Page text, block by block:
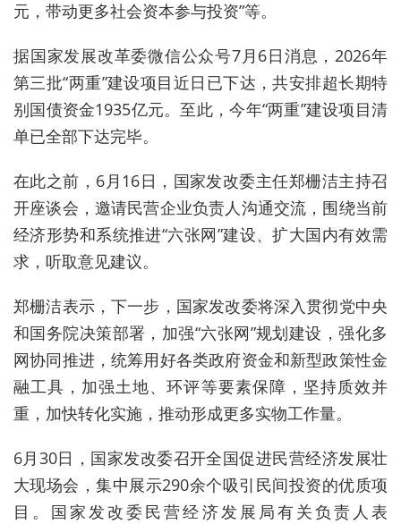
元，带动更多社会资本参与投资”等。
据国家发展改革委微信公众号7月6日消息，2026年
第三批“两重”建设项目近日已下达，共安排超长期特
别国债资金1935亿元。至此，今年“两重”建设项目清
单已全部下达完毕。
在此之前，6月16日，国家发改委主任郑栅洁主持召
开座谈会，邀请民营企业负责人沟通交流，围绕当前
经济形势和系统推进“六张网”建设、扩大国内有效需
求，听取意见建议。
郑栅洁表示，下一步，国家发改委将深入贯彻党中央
和国务院决策部署，加强“六张网”规划建设，强化多
网协同推进，统筹用好各类政府资金和新型政策性金
融工具，加强土地、环评等要素保障，坚持质效并
重，加快转化实施，推动形成更多实物工作量。
6月30日，国家发改委召开全国促进民营经济发展壮
大现场会，集中展示290余个吸引民间投资的优质项
目。国家发改委民营经济发展局有关负责人表